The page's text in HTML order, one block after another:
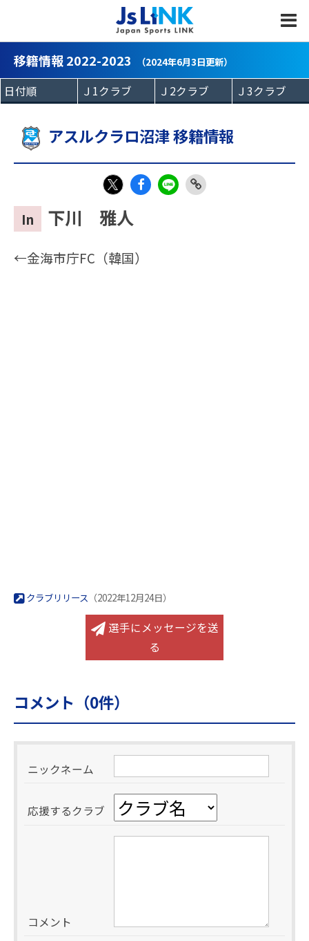
移籍情報 2022-2023 （2024年6月3日更新）
アスルクラロ沼津 移籍情報
X
eb
k
In 下川 雅人
←金海市庁FC（韓国）
クラブリリース （2022年12月24日）
選手にメッセージを送
る
コメント（0件）
ニックネーム
応援するクラブ
コメント